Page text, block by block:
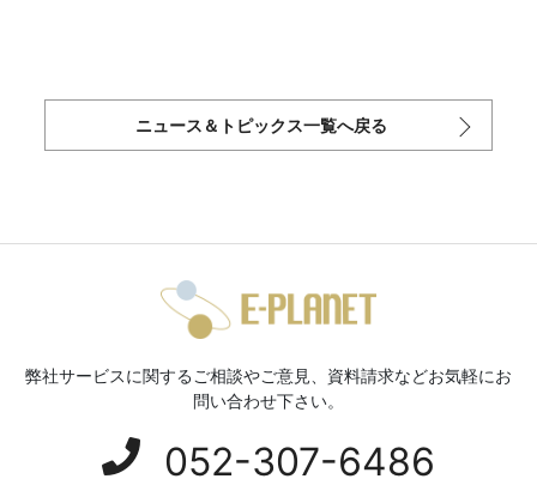
ニュース＆トピックス一覧へ戻る
弊社サービスに関するご相談やご意見、資料請求などお気軽にお
問い合わせ下さい。
052-307-6486